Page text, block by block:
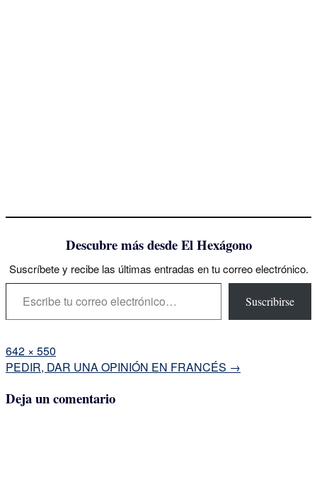
Descubre más desde El Hexágono
Suscríbete y recibe las últimas entradas en tu correo electrónico.
Escribe tu correo electrónico…
Suscribirse
Tamaño
completo
642 × 550
Navegación
la
PEDIR, DAR UNA OPINIÓN EN FRANCÉS →
Deja un comentario